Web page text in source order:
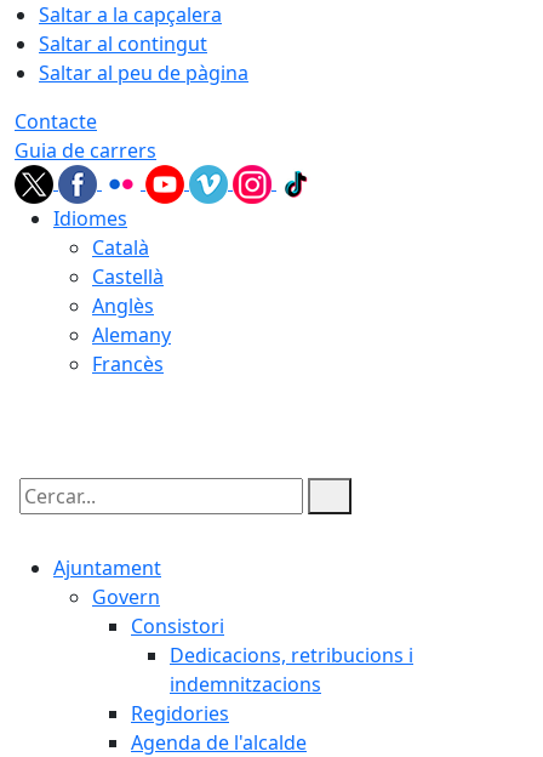
Saltar a la capçalera
Saltar al contingut
Saltar al peu de pàgina
Contacte
Guia de carrers
Idiomes
Català
Castellà
Anglès
Alemany
Francès
Cercar:
Ajuntament
Govern
Consistori
Dedicacions, retribucions i
indemnitzacions
Regidories
Agenda de l'alcalde